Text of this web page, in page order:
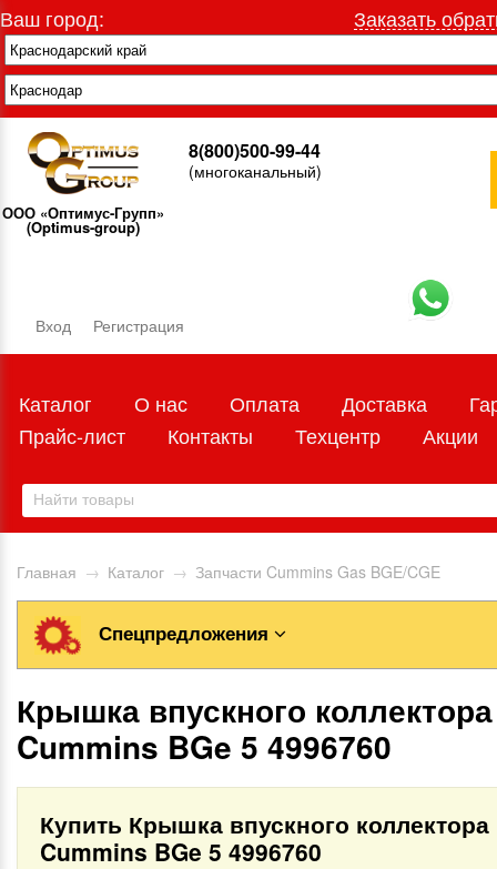
Ваш город: Заказать
ООО «Оптимус-Групп»
(Optimus-group)
8(800)500-99-44
(многоканальный)
Вход Регистрация
Каталог О нас Оплата Доставка
Прайс-лист
Контакты Техцентр Акции
Главная → Каталог → Запчасти Cummins Gas BGE/CGE
Спецпредложения
Крышка впускного коллектора
Cummins BGe 5 4996760
Купить Крышка впускного коллектора
Cummins BGe 5 4996760